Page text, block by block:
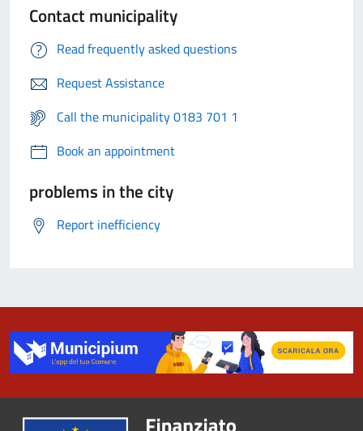
Contact municipality
Read frequently asked questions
Request Assistance
Call the municipality 0183 701 1
Book an appointment
problems in the city
Report inefficiency